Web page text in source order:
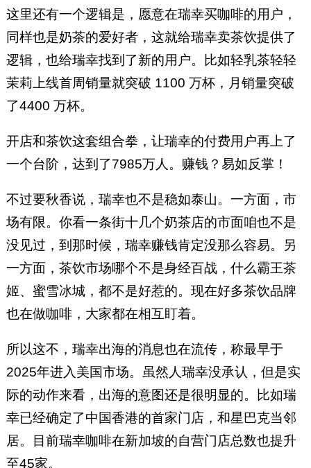
这里还有一个逻辑是，愿意在瑞幸买咖啡的用户，
同样也是奶茶的爱好者，这就给瑞幸卖茶饮提供了
逻辑，也给瑞幸找到了新的用户。比如轻乳茶轻轻
茉莉上线首周销量就突破 1100 万杯，月销量突破
了4400 万杯。
开店和茶饮这套组合拳，让瑞幸的付费用户再上了
一个台阶，达到了7985万人。赚钱？易如反掌！
不过要秋香说，瑞幸也不是稳如泰山。一方面，市
场有限。你看一条街十几个奶茶店的市面咱也不是
没见过，到那时候，瑞幸赚钱肯定没那么容易。另
一方面，茶饮市场哪个不是身经百战，什么霸王茶
姬、蜜雪冰城，都不是好惹的。现在好多茶饮品牌
也在做咖啡，大家都在相互盯着。
所以这不，瑞幸出海的消息也在流传，称最早于
2025年进入美国市场。虽然人瑞幸没承认，但是实
际的动作来看，出海的意图还是很明显的。比如瑞
幸已经确定了中国香港的首家门店，和星巴克当邻
居。目前瑞幸咖啡在新加坡的自营门店总数也提升
至45家。